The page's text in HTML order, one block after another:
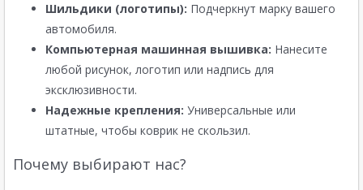
Шильдики (логотипы): Подчеркнут марку вашего
автомобиля.
Компьютерная машинная вышивка: Нанесите
любой рисунок, логотип или надпись для
эксклюзивности.
Надежные крепления: Универсальные или
штатные, чтобы коврик не скользил.
Почему выбирают нас?